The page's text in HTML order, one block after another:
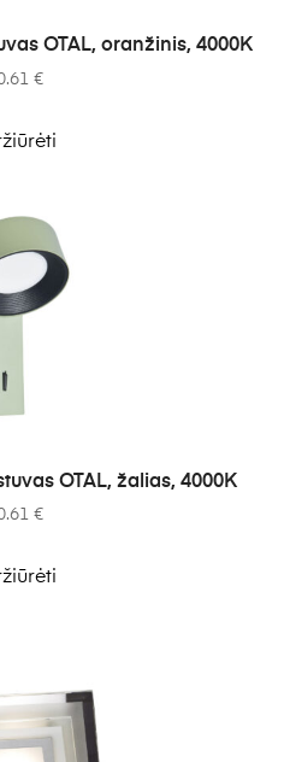
OTAL, oranžinis, 4000K
€
OTAL, žalias, 4000K
€